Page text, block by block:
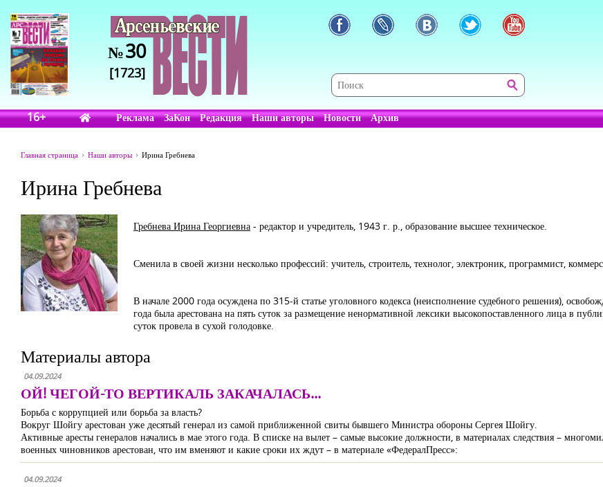
№30
[1723]
16+ Реклама ЗаКон Редакция Наши авторы Новости Архив
Главная страница Наши авторы Ирина Гребнева
Ирина Гребнева
Гребнева Ирина Георгиевна - редактор и учредитель, 1943 г. р., образование высшее техническое.
Сменила в своей жизни несколько профессий: учитель, строитель, технолог, электроник, программист,
В начале 2000 года осуждена по 315-й статье уголовного кодекса (неисполнение судебного решения),
года была арестована на пять суток за размещение ненормативной лексики высокопоставленного лица в
суток провела в сухой голодовке.
Материалы автора
04.09.2024
ОЙ! ЧЕГОЙ-ТО ВЕРТИКАЛЬ ЗАКАЧАЛАСЬ...
Борьба с коррупцией или борьба за власть?
Вокруг Шойгу арестован уже десятый генерал из самой приближенной свиты бывшего Министра обороны Сергея Шойгу.
Активные аресты генералов начались в мае этого года. В списке на вылет – самые высокие должности, в материалах следствия –
военных чиновников арестован, что им вменяют и какие сроки их ждут – в материале «ФедералПресс»:
04.09.2024